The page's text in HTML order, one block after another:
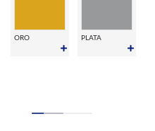
ORO PLATA